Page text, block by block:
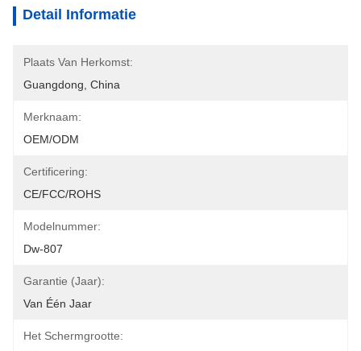
Detail Informatie
Plaats Van Herkomst:
Guangdong, China
Merknaam:
OEM/ODM
Certificering:
CE/FCC/ROHS
Modelnummer:
Dw-807
Garantie (Jaar):
Van Één Jaar
Het Schermgrootte: